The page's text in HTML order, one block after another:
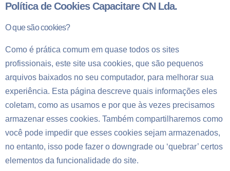
Política de Cookies Capacitare CN Lda.
O que são cookies?
Como é prática comum em quase todos os sites
profissionais, este site usa cookies, que são pequenos
arquivos baixados no seu computador, para melhorar sua
experiência. Esta página descreve quais informações eles
coletam, como as usamos e por que às vezes precisamos
armazenar esses cookies. Também compartilharemos como
você pode impedir que esses cookies sejam armazenados,
no entanto, isso pode fazer o downgrade ou ‘quebrar’ certos
elementos da funcionalidade do site.